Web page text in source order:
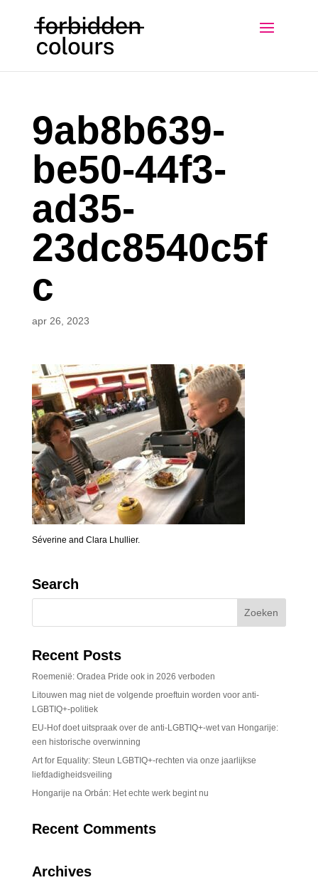
9ab8b639-
be50-44f3-
ad35-
23dc8540c5f
c
apr 26, 2023
Séverine and Clara Lhullier.
Search
Recent Posts
Roemenië: Oradea Pride ook in 2026 verboden
Litouwen mag niet de volgende proeftuin worden voor anti-
LGBTIQ+-politiek
EU-Hof doet uitspraak over de anti-LGBTIQ+-wet van Hongarije:
een historische overwinning
Art for Equality: Steun LGBTIQ+-rechten via onze jaarlijkse
liefdadigheidsveiling
Hongarije na Orbán: Het echte werk begint nu
Recent Comments
Archives